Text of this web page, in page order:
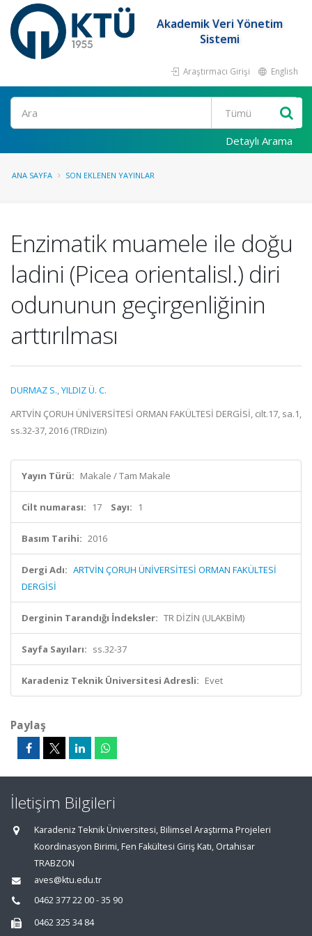
Akademik Veri Yönetim
Sistemi
Araştırmacı Girişi English
Ara
Detaylı Arama
ANA SAYFA SON EKLENEN YAYINLAR
Enzimatik muamele ile doğu
ladini (Picea orientalisl.) diri
odununun geçirgenliğinin
arttırılması
DURMAZ S.,YILDIZ Ü. C.
ARTVİN ÇORUH ÜNİVERSİTESİ ORMAN FAKÜLTESİ DERGİSİ, cilt.17, sa.1,
ss.32-37, 2016 (TRDizin)
Yayın Türü: Makale / Tam Makale
Cilt numarası: 17 Sayı: 1
Basım Tarihi: 2016
Dergi Adı: ARTVİN ÇORUH ÜNİVERSİTESİ ORMAN FAKÜLTESİ
DERGİSİ
Derginin Tarandığı İndeksler: TR DİZİN (ULAKBİM)
Sayfa Sayıları: ss.32-37
Karadeniz Teknik Üniversitesi Adresli: Evet
Paylaş
İletişim Bilgileri
Karadeniz Teknik Üniversitesi, Bilimsel Araştırma Projeleri
Koordinasyon Birimi, Fen Fakültesi Giriş Katı, Ortahisar
TRABZON
aves@ktu.edu.tr
0462 377 22 00 - 35 90
0462 325 34 84